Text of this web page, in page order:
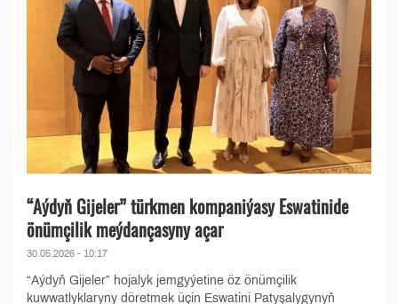
“Aýdyň Gijeler” türkmen kompaniýasy Eswatinide
önümçilik meýdançasyny açar
30.05.2026 - 10:17
“Aýdyň Gijeler” hojalyk jemgyýetine öz önümçilik
kuwwatlyklaryny döretmek üçin Eswatini Patyşalygynyň